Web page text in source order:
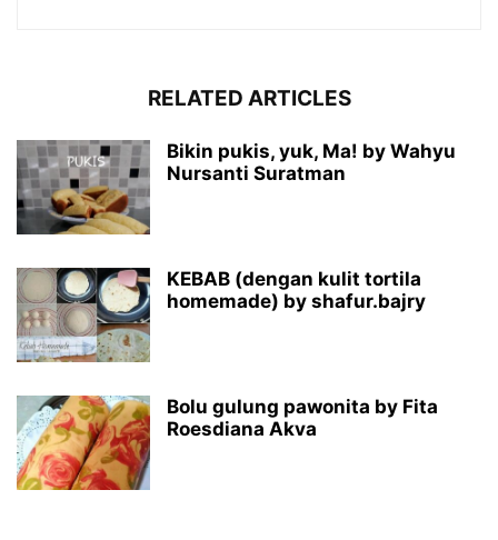
RELATED ARTICLES
Bikin pukis, yuk, Ma! by Wahyu
Nursanti Suratman
KEBAB (dengan kulit tortila
homemade) by shafur.bajry
Bolu gulung pawonita by Fita
Roesdiana Akva